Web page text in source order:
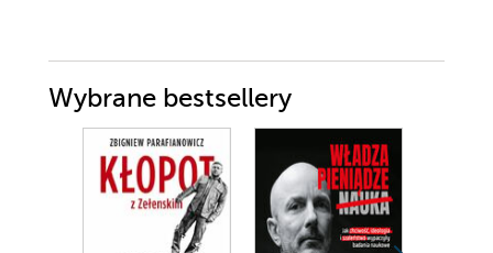
Wybrane bestsellery